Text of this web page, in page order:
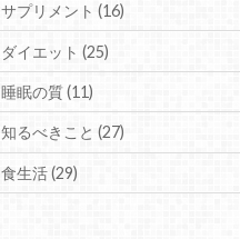
サプリメント(16)
ダイエット(25)
睡眠の質(11)
知るべきこと(27)
食生活(29)